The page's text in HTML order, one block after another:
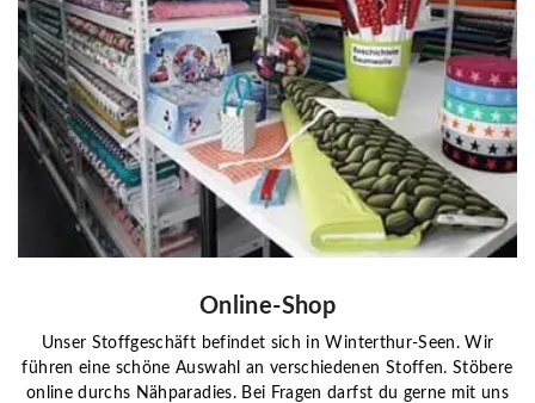
Online-Shop
Unser Stoffgeschäft befindet sich in Winterthur-Seen. Wir
führen eine schöne Auswahl an verschiedenen Stoffen. Stöbere
online durchs Nähparadies. Bei Fragen darfst du gerne mit uns